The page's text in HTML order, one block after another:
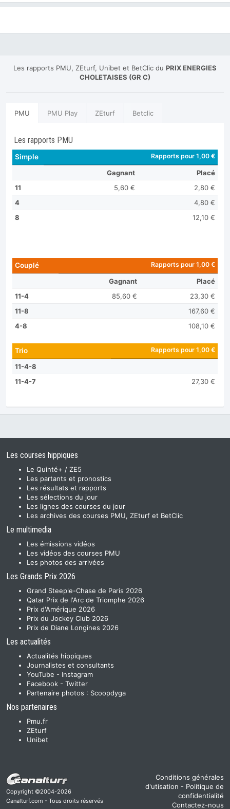
Les rapports PMU, ZEturf, Unibet et BetClic du PRIX ENERGIES
CHOLETAISES (GR C)
PMU PMU Play ZEturf Betclic
Les rapports PMU
Simple Rapports pour 1,00 €
Gagnant
Placé
11
5,60 €
2,80 €
4
4,80 €
8
12,10 €
Couplé Rapports pour 1,00 €
Gagnant
Placé
11-4
85,60 €
23,30 €
11-8
167,60 €
4-8
108,10 €
Trio Rapports pour 1,00 €
11-4-8
11-4-7
27,30 €
Les courses hippiques
Le Quinté+ / ZE5
Les partants et pronostics
Les résultats et rapports
Les sélections du jour
Les lignes des courses du jour
Les archives des courses PMU, ZEturf et BetClic
Le multimedia
Les émissions vidéos
Les vidéos des courses PMU
Les photos des arrivées
Les Grands Prix 2026
Grand Steeple-Chase de Paris 2026
Qatar Prix de l'Arc de Triomphe 2026
Prix d'Amérique 2026
Prix du Jockey Club 2026
Prix de Diane Longines 2026
Les actualités
Actualités hippiques
Journalistes et consultants
YouTube - Instagram
Facebook - Twitter
Partenaire photos : Scoopdyga
Nos partenaires
Pmu.fr
ZEturf
Unibet
Copyright ©2004-2026
Canalturf.com - Tous droits réservés
Conditions générales
d'utisation - Politique de
confidentialité
Contactez-nous